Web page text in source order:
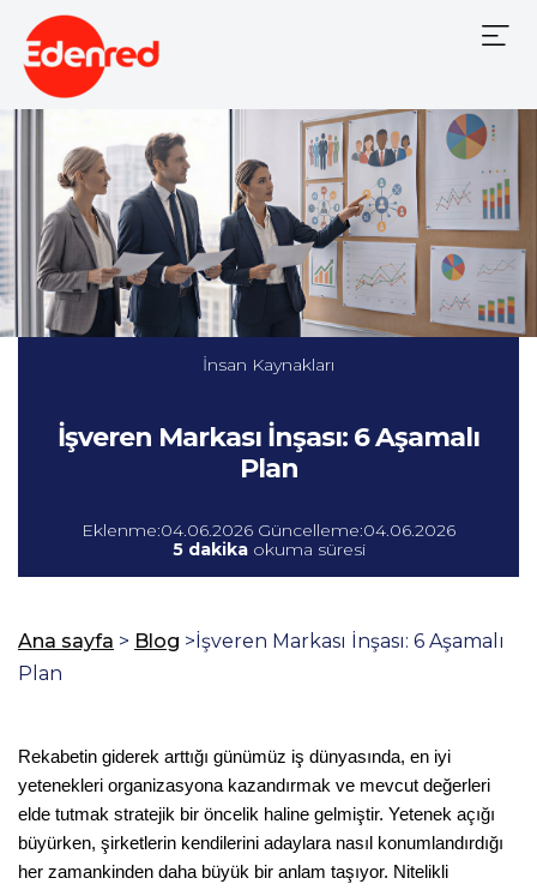
Mobile
İnsan Kaynakları
İşveren Markası İnşası: 6 Aşamalı
Plan
Eklenme:04.06.2026 Güncelleme:04.06.2026
5 dakikaokuma süresi
Ana sayfa > Blog >İşveren Markası İnşası: 6 Aşamalı
Plan
Rekabetin giderek arttığı günümüz iş dünyasında, en iyi
yetenekleri organizasyona kazandırmak ve mevcut değerleri
elde tutmak stratejik bir öncelik haline gelmiştir. Yetenek açığı
büyürken, şirketlerin kendilerini adaylara nasıl konumlandırdığı
her zamankinden daha büyük bir anlam taşıyor. Nitelikli